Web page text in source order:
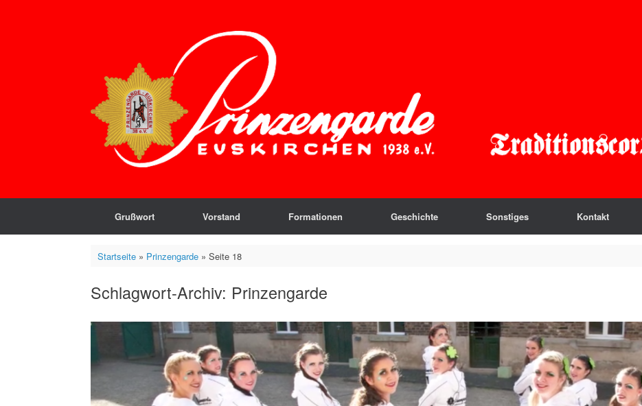
Grußwort Vorstand Formationen Geschichte Sonstiges Kontakt
Startseite» Prinzengarde» Seite 18
Schlagwort-Archiv: Prinzengarde